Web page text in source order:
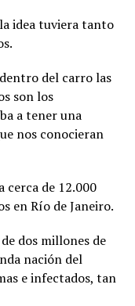
idea tuviera tanto
del carro las
son los
a tener una
nos conocieran
cerca de 12.000
en Río de Janeiro.
dos millones de
nación del
e infectados, tan